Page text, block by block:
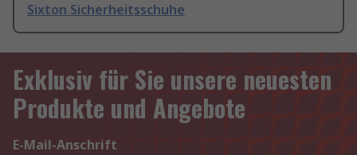
Sixton Sicherheitsschuhe
Exklusiv für Sie unsere neuesten
Produkte und Angebote
E-Mail-Anschrift